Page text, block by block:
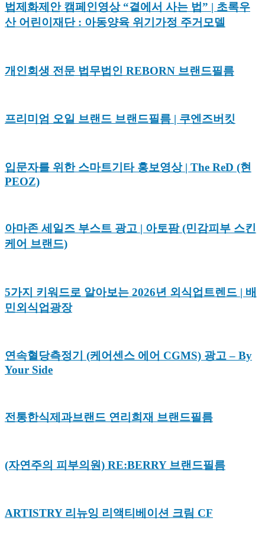
법제화제안 캠페인영상 “곁에서 사는 법” | 초록우
산 어린이재단 : 아동양육 위기가정 주거모델
개인회생 전문 법무법인 REBORN 브랜드필름
프리미엄 오일 브랜드 브랜드필름 | 쿠엔즈버킷
입문자를 위한 스마트기타 홍보영상 | The ReD (현
PEOZ)
아마존 세일즈 부스트 광고 | 아토팜 (민감피부 스킨
케어 브랜드)
5가지 키워드로 알아보는 2026년 외식업트렌드 | 배
민외식업광장
연속혈당측정기 (케어센스 에어 CGMS) 광고 – By
Your Side
전통한식제과브랜드 연리희재 브랜드필름
(자연주의 피부의원) RE:BERRY 브랜드필름
ARTISTRY 리뉴잉 리액티베이션 크림 CF